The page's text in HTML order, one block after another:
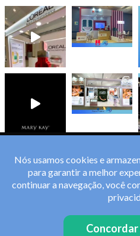
Nossos
Nós usamos cookies e
para garantir a melhor
continuar a navegação, você